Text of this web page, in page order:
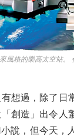
風格的樂高太空站。
過，除了日
創造」出令人
說，但今天，